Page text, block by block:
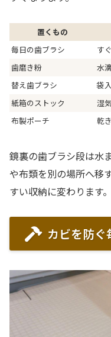
置くもの
毎日の歯ブラシ
す
歯磨き粉
水
替え歯ブラシ
袋
紙箱のストック
湿
布製ポーチ
乾
鏡裏の歯ブラシ段は水
や布類を別の場所へ移
すい収納に変わります。
カビを防ぐ